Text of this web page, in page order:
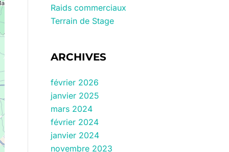
Raids commerciaux
Terrain de Stage
ARCHIVES
février 2026
janvier 2025
mars 2024
février 2024
janvier 2024
novembre 2023